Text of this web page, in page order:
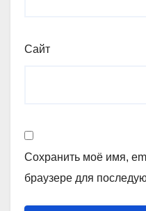
Сайт
Сохранить моё имя,
браузере для